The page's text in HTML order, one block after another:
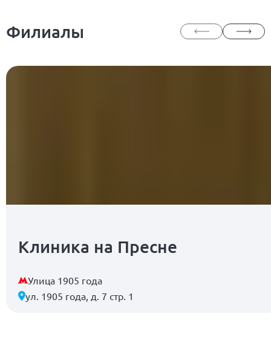
Филиалы
Клиника на Пресне
Улица 1905 года
ул. 1905 года, д. 7 стр. 1